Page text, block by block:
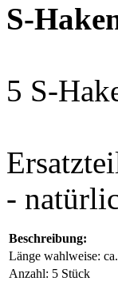
S-
5 S-
-
Beschreibung:
Länge wahlweise:
Anzahl: 5 Stück